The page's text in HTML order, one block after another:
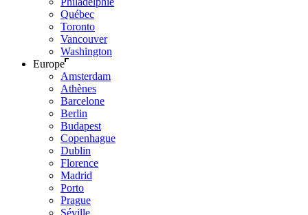
Québec
Toronto
Vancouver
Washington
Europe
Amsterdam
Athènes
Barcelone
Berlin
Budapest
Copenhague
Dublin
Florence
Madrid
Porto
Prague
Séville